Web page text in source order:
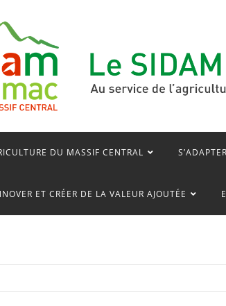
DU MASSIF CENTRAL
ET CRÉER DE LA VALEUR AJOUTÉE